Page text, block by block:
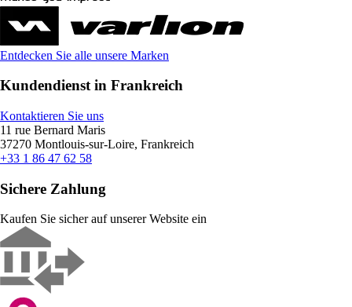
Entdecken Sie alle unsere Marken
Kundendienst in Frankreich
Kontaktieren Sie uns
11 rue Bernard Maris
37270 Montlouis-sur-Loire, Frankreich
+33 1 86 47 62 58
Sichere Zahlung
Kaufen Sie sicher auf unserer Website ein